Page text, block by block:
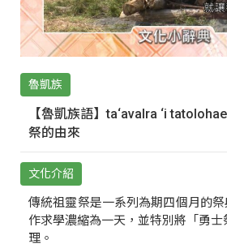
魯凱族
【魯凱族語】ta‘avalra ‘i
祭的由來
文化介紹
傳統祖靈祭是一系列為期四個月的
作求學濃縮為一天，並特別將「勇士
理。